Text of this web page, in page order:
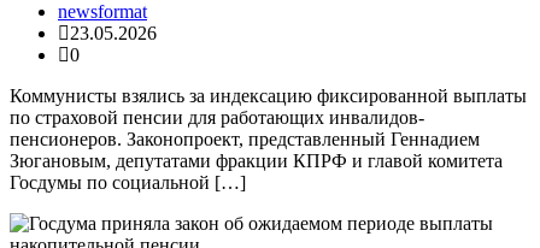
newsformat
23.05.2026
0
Коммунисты взялись за индексацию фиксированной выплаты
по страховой пенсии для работающих инвалидов-
пенсионеров. Законопроект, представленный Геннадием
Зюгановым, депутатами фракции КПРФ и главой комитета
Госдумы по социальной […]